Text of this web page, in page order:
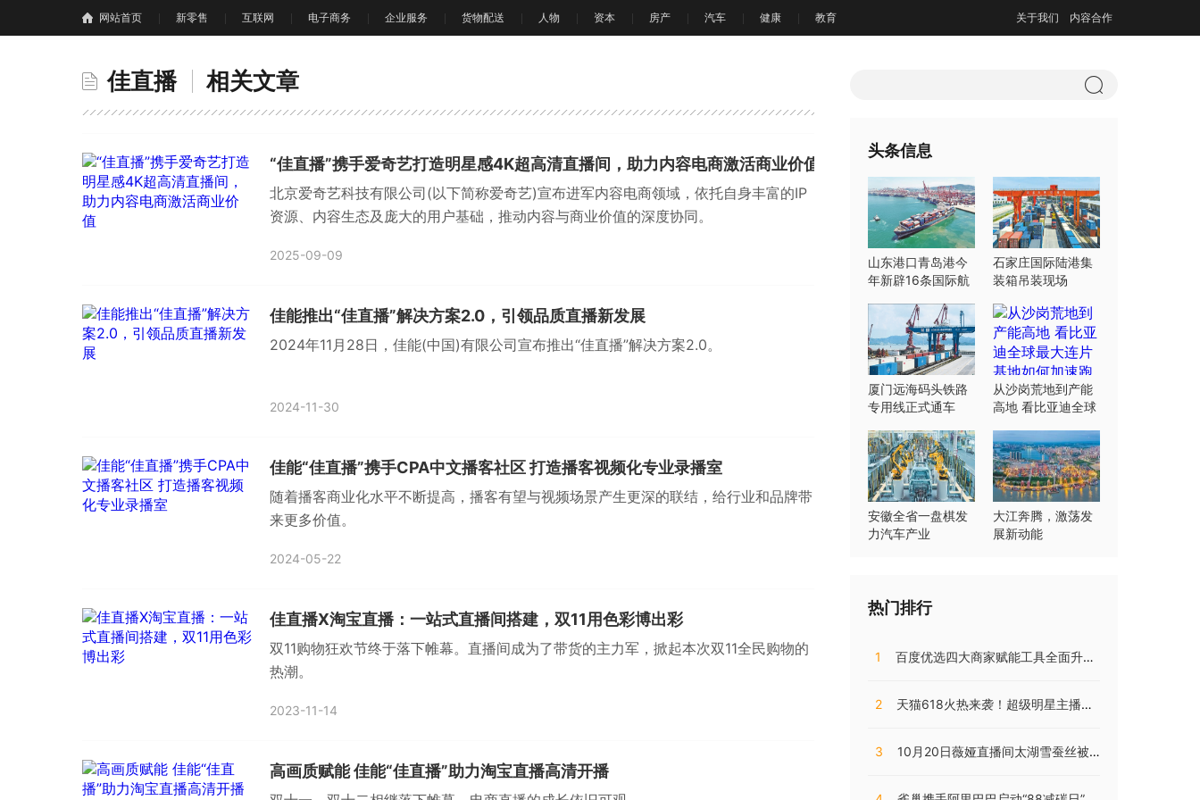
网站首页 新零售 互联网 电子商务 企业服务 货物配送 人物 资本 房产 汽车 健康 教育 关于我们 内容合作
佳直播 相关文章
“佳直播”携手爱奇艺打造明星感4K超高清直播间，助力内容电商激活商业价值
北京爱奇艺科技有限公司(以下简称爱奇艺)宣布进军内容电商领域，依托自身丰富的IP
资源、内容生态及庞大的用户基础，推动内容与商业价值的深度协同。
2025-09-09
佳能推出“佳直播”解决方案2.0，引领品质直播新发展
2024年11月28日，佳能(中国)有限公司宣布推出“佳直播”解决方案2.0。
2024-11-30
佳能“佳直播”携手CPA中文播客社区 打造播客视频化专业录播室
随着播客商业化水平不断提高，播客有望与视频场景产生更深的联结，给行业和品牌带
来更多价值。
2024-05-22
佳直播X淘宝直播：一站式直播间搭建，双11用色彩博出彩
双11购物狂欢节终于落下帷幕。直播间成为了带货的主力军，掀起本次双11全民购物的
热潮。
2023-11-14
高画质赋能 佳能“佳直播”助力淘宝直播高清开播
头条信息
山东港口青岛港今
年新辟16条国际航
石家庄国际陆港集
装箱吊装现场
厦门远海码头铁路
专用线正式通车
从沙岗荒地到产能
高地 看比亚迪全球
加速跑
安徽全省一盘棋发
力汽车产业
大江奔腾，激荡发
展新动能
热门排行
1 百度优选四大商家赋能工具全面升级，持续助推商家降本增效
2 天猫618火热来袭！超级明星主播阵容，共同助阵预售直播盛典
3 10月20日薇娅直播间太湖雪蚕丝被直播开售，开局大卖销量火爆!